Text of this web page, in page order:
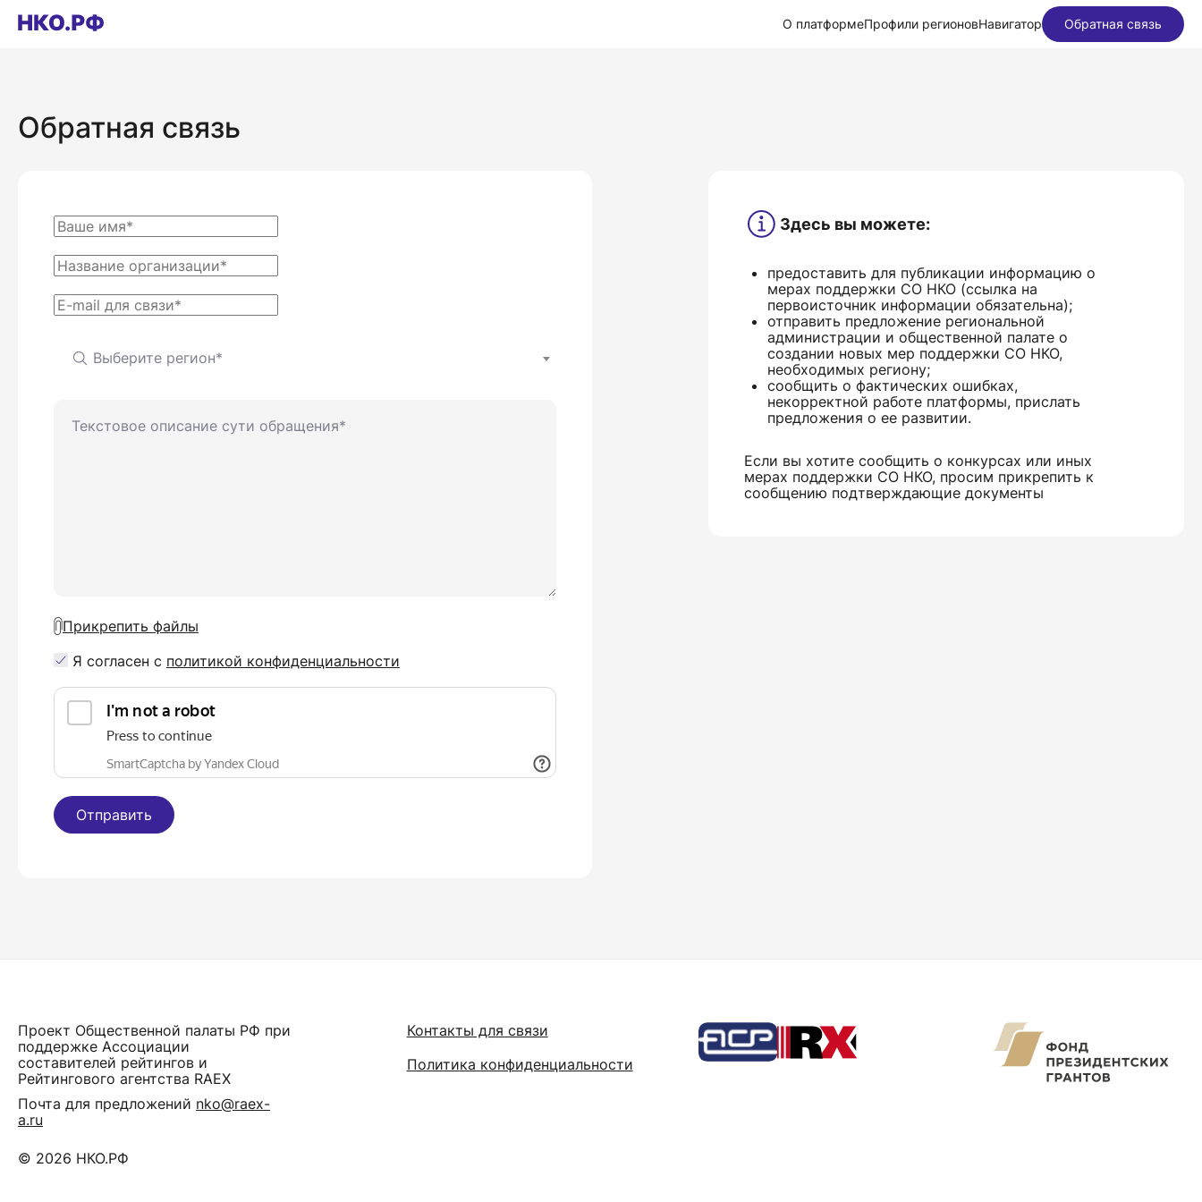
О платформеПрофили регионовНавигатор Обратная связь
Обратная связь
Выберите регион*
Прикрепить файлы
Я согласен с политикой конфиденциальности
Отправить
Здесь вы можете:
предоставить для публикации информацию о
мерах поддержки СО НКО (ссылка на
первоисточник информации обязательна);
отправить предложение региональной
администрации и общественной палате о
создании новых мер поддержки СО НКО,
необходимых региону;
сообщить о фактических ошибках,
некорректной работе платформы, прислать
предложения о ее развитии.
Если вы хотите сообщить о конкурсах или иных
мерах поддержки СО НКО, просим прикрепить к
сообщению подтверждающие документы
Проект Общественной палаты РФ при
поддержке Ассоциации
составителей рейтингов и
Рейтингового агентства RAEX
Почта для предложений nko@raex-
a.ru
© 2026 НКО.РФ
Контакты для связи
Политика конфиденциальности